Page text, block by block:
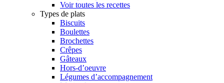
Voir toutes les recettes
Types de plats
Biscuits
Boulettes
Brochettes
Crêpes
Gâteaux
Hors-d’oeuvre
Légumes d’accompagnement